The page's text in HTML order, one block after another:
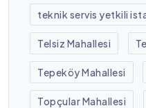
teknik servis yetkili
Telsiz Mahallesi
Tepeköy Mahallesi
Topçular Mahallesi